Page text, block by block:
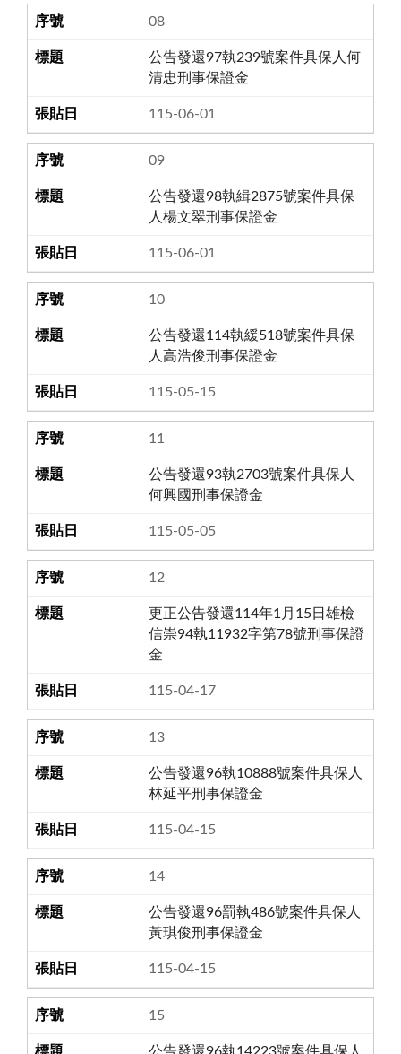
08
公告發還97執239號案件具保人何
清忠刑事保證金
115-06-01
09
公告發還98執緝2875號案件具保
人楊文翠刑事保證金
115-06-01
10
公告發還114執緩518號案件具保
人高浩俊刑事保證金
115-05-15
11
公告發還93執2703號案件具保人
何興國刑事保證金
115-05-05
12
更正公告發還114年1月15日雄檢
信崇94執11932字第78號刑事保證
金
115-04-17
13
公告發還96執10888號案件具保人
林延平刑事保證金
115-04-15
14
公告發還96罰執486號案件具保人
黃琪俊刑事保證金
115-04-15
15